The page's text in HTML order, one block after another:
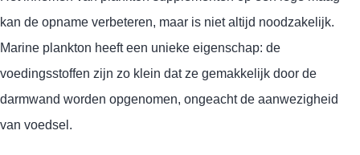
kan de opname verbeteren, maar is niet altijd noodzakelijk.
Marine plankton heeft een unieke eigenschap: de
voedingsstoffen zijn zo klein dat ze gemakkelijk door de
darmwand worden opgenomen, ongeacht de aanwezigheid
van voedsel.